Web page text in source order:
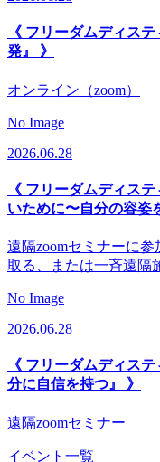
《 フリーダムディス
発』 》
オンライン（zoom）
No Image
2026.06.28
《 フリーダムディス
いために〜自分の容姿
遠隔zoomセミナーに
取る、または一斉遠隔
No Image
2026.06.28
《 フリーダムディス
分に自信を持つ』 》
遠隔zoomセミナー
イベント一覧